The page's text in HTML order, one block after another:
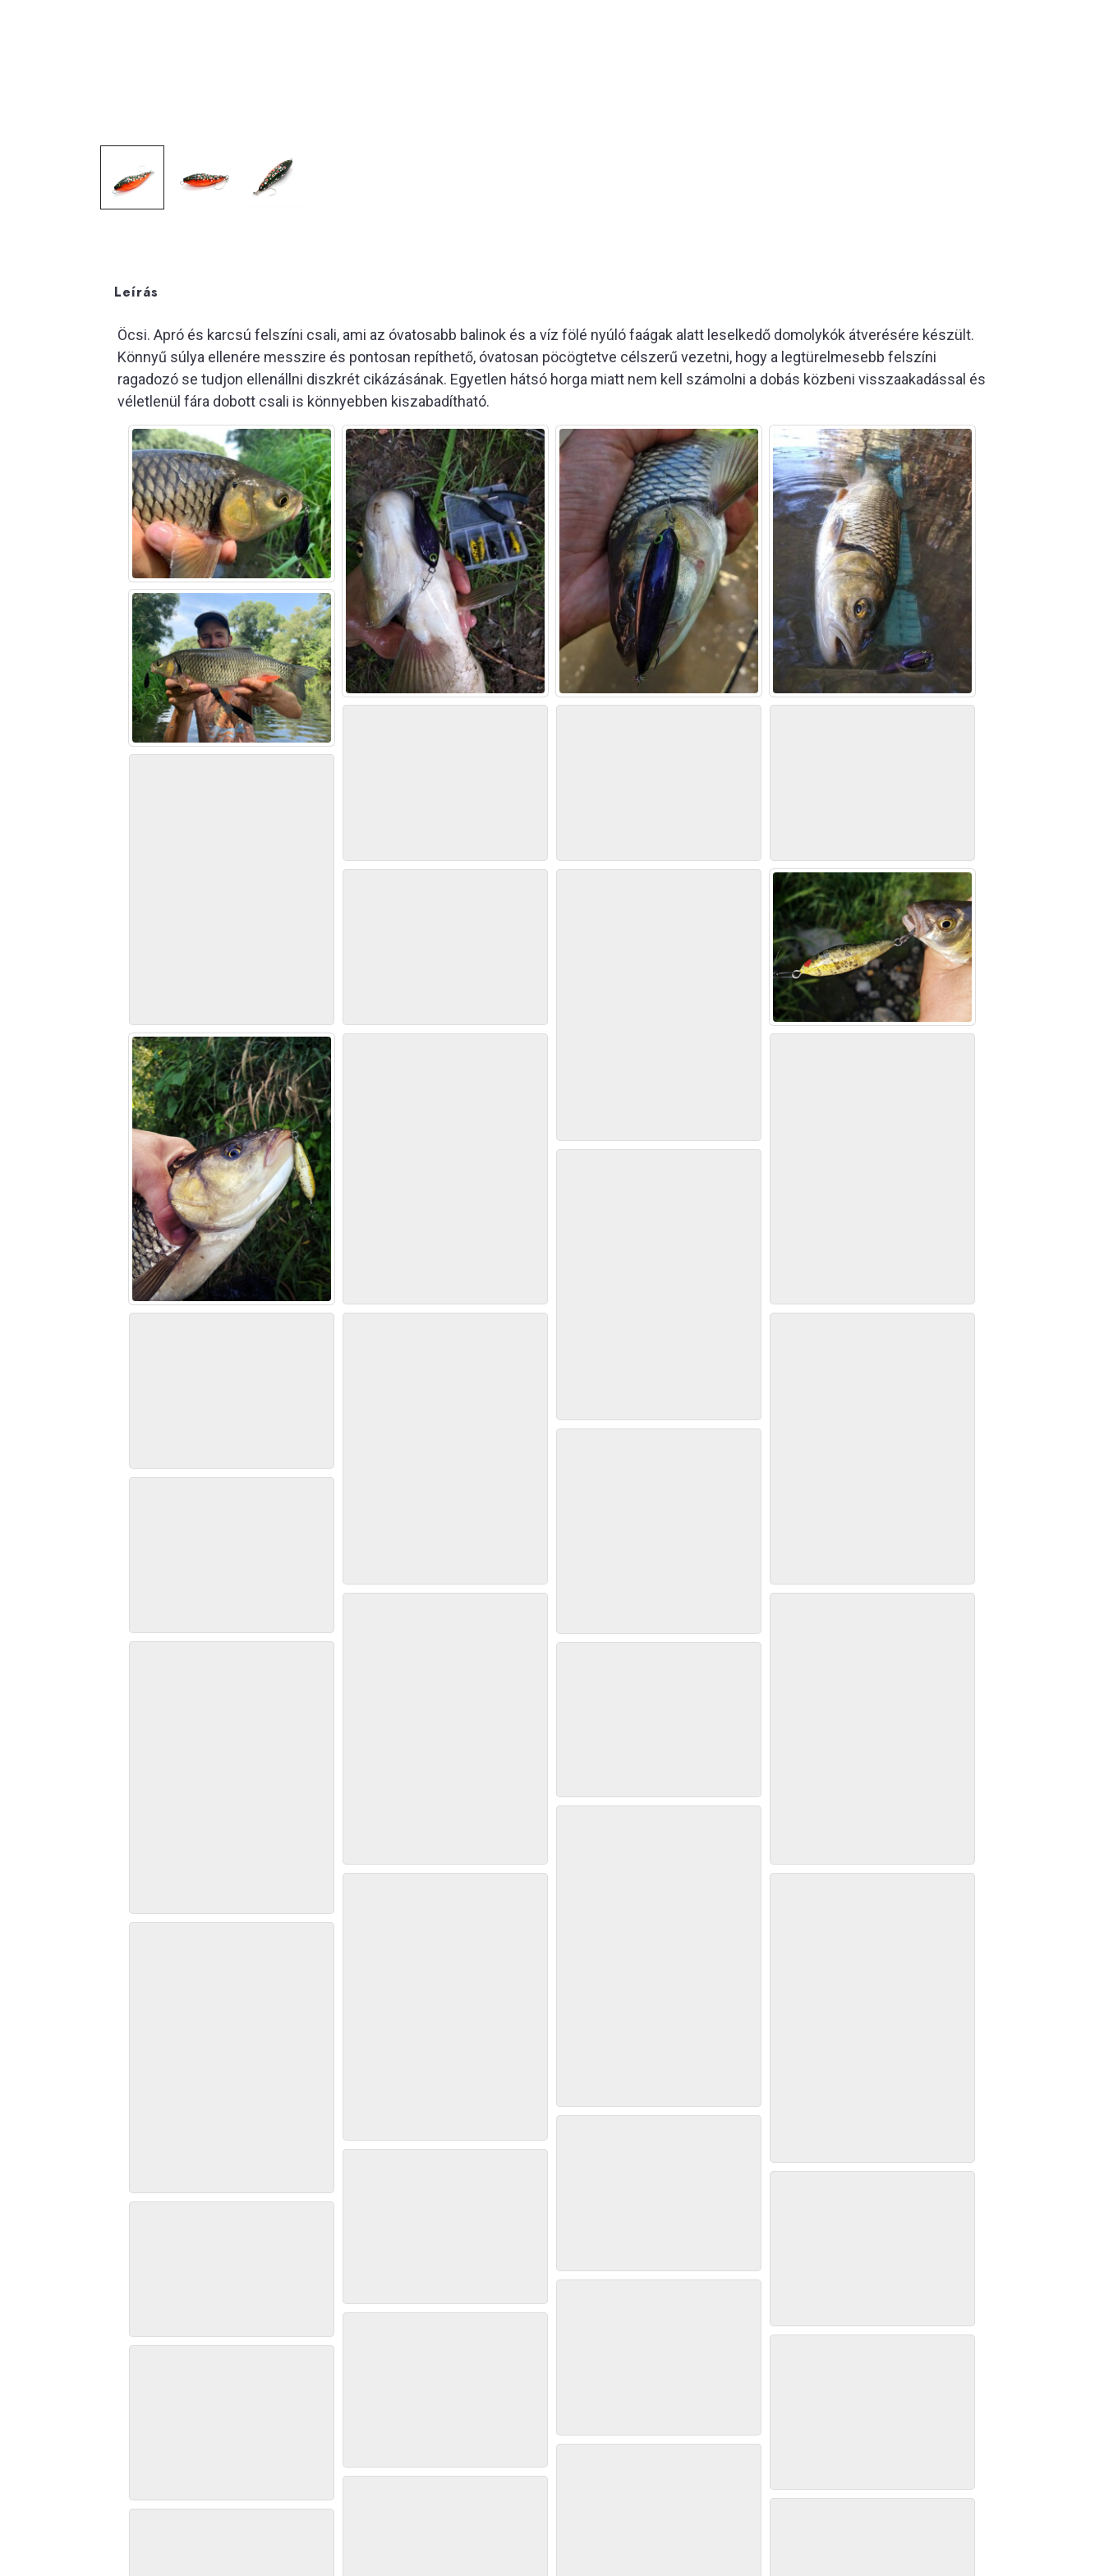
Leírás
Öcsi. Apró és karcsú felszíni csali, ami az óvatosabb balinok és a víz fölé nyúló faágak alatt leselkedő domolykók átverésére készült.
Könnyű súlya ellenére messzire és pontosan repíthető, óvatosan pöcögtetve célszerű vezetni, hogy a legtürelmesebb felszíni
ragadozó se tudjon ellenállni diszkrét cikázásának. Egyetlen hátsó horga miatt nem kell számolni a dobás közbeni visszaakadással és
véletlenül fára dobott csali is könnyebben kiszabadítható.